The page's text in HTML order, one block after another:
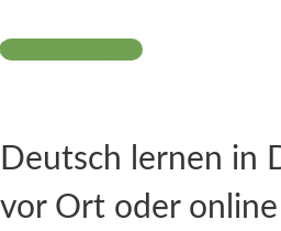
Noch Fragen?
Deutsch lernen in
vor Ort oder online